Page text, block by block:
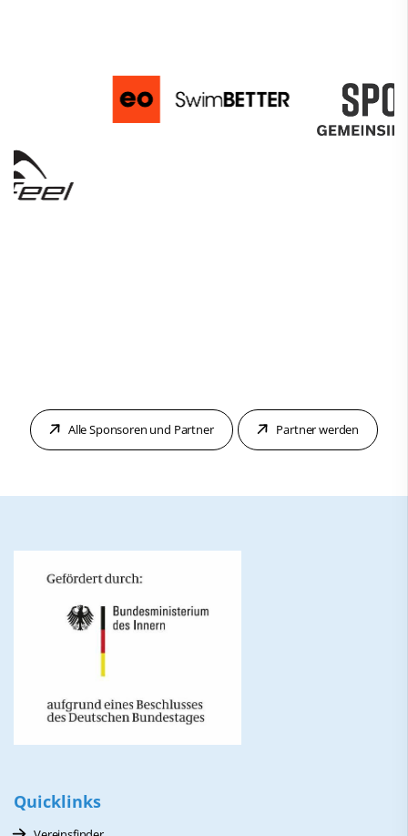
Alle Sponsoren und Partner Partner werden
Quicklinks